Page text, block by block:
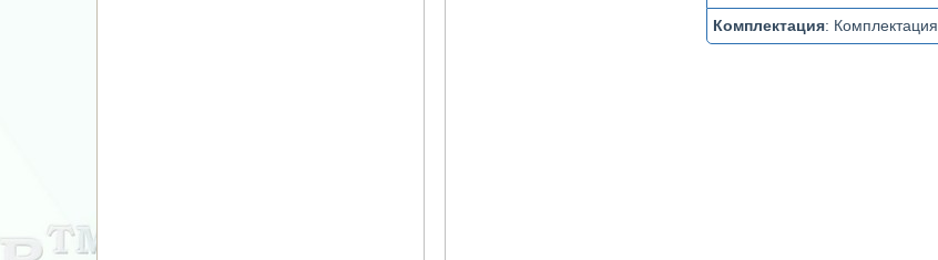
Комплектация: Комплектация